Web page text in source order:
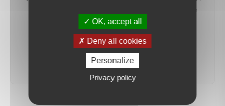
préviendrons dès qu'un bien correspondant à votre
recherche sera mis en ligne.
créer une alerte
OK, accept all
Deny all cookies
Personalize
Privacy policy